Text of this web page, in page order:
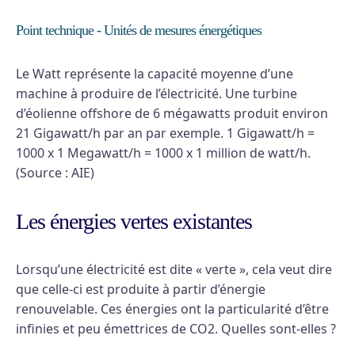
Point technique - Unités de mesures énergétiques
Le Watt représente la capacité moyenne d’une
machine à produire de l’électricité. Une turbine
d’éolienne offshore de 6 mégawatts produit environ
21 Gigawatt/h par an par exemple. 1 Gigawatt/h =
1000 x 1 Megawatt/h = 1000 x 1 million de watt/h.
(Source : AIE)
Les énergies vertes existantes
Lorsqu’une électricité est dite « verte », cela veut dire
que celle-ci est produite à partir d’énergie
renouvelable. Ces énergies ont la particularité d’être
infinies et peu émettrices de CO2. Quelles sont-elles ?